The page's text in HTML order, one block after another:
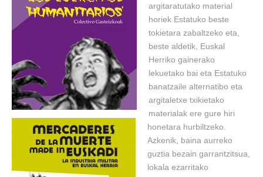
argitaratutako material
horiek Estatuko beste
tokietara zabaltzeko eta,
beste aldetik, Euskal
Herriko gainerako
lekuetako bai eta Estatuko
banatzaile alternatibo eta
argitaletxe txikietako
materialak ere gure hiri
honetara hurbiltzeko.
Azkenik, baina aurreko
guztia bezain garrantzitsua,
lokala ezarritako